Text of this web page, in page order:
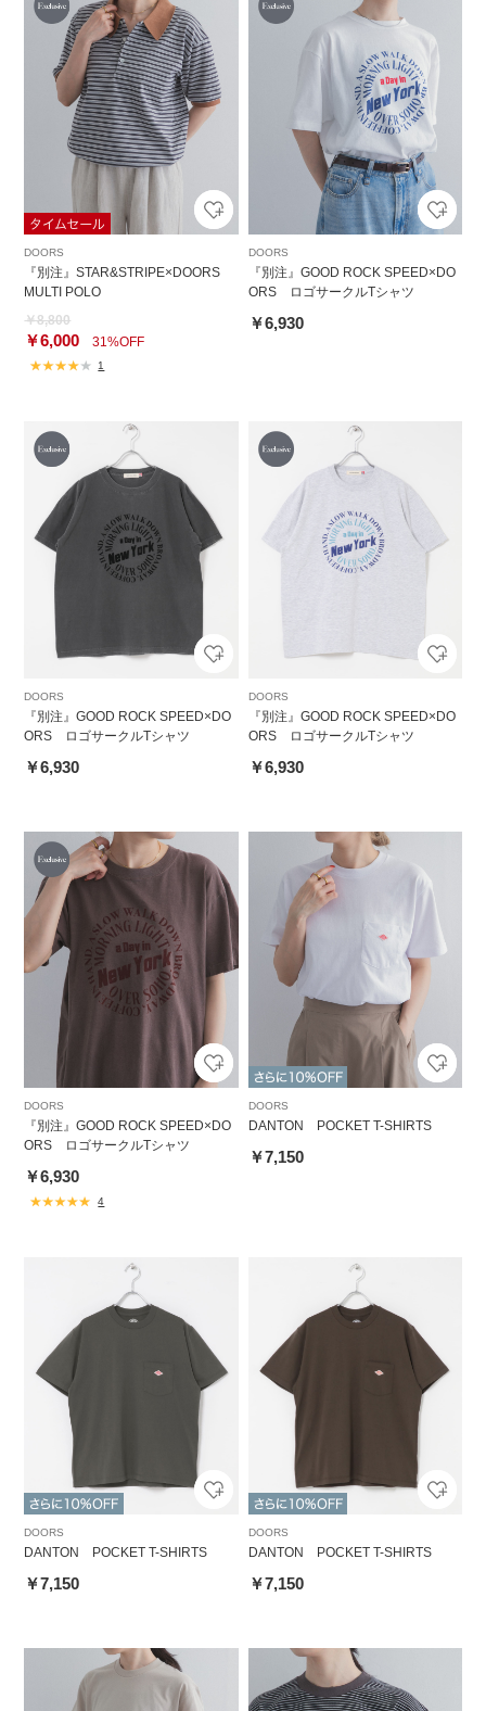
DOORS
『別注』STAR&STRIPE×DOORS
MULTI POLO
￥8,800
￥6,000 31%OFF
1
DOORS
『別注』GOOD ROCK SPEED×DO
ORS ロゴサークルTシャツ
￥6,930
DOORS
『別注』GOOD ROCK SPEED×DO
ORS ロゴサークルTシャツ
￥6,930
DOORS
『別注』GOOD ROCK SPEED×DO
ORS ロゴサークルTシャツ
￥6,930
DOORS
『別注』GOOD ROCK SPEED×DO
ORS ロゴサークルTシャツ
￥6,930
4
DOORS
DANTON POCKET T-SHIRTS
￥7,150
DOORS
DANTON POCKET T-SHIRTS
￥7,150
DOORS
DANTON POCKET T-SHIRTS
￥7,150